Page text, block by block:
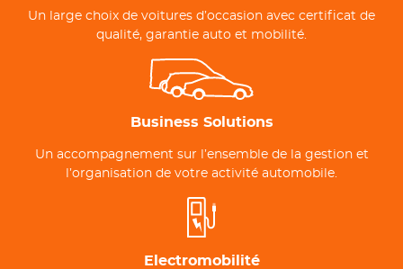
Un large choix de voitures d’occasion avec certificat de
qualité, garantie auto et mobilité.
Business Solutions
Un accompagnement sur l’ensemble de la gestion et
l’organisation de votre activité automobile.
Electromobilité